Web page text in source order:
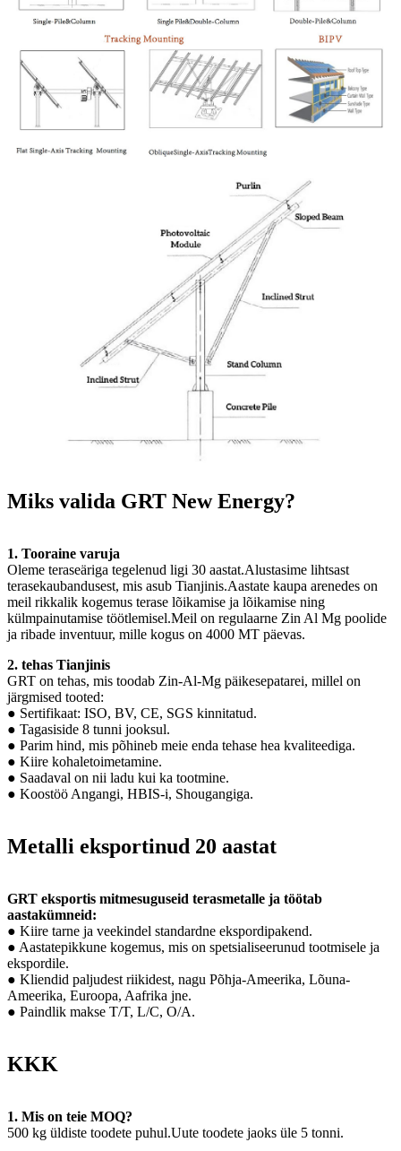
Miks valida GRT New Energy?
1. Tooraine varuja
Oleme teraseäriga tegelenud ligi 30 aastat.Alustasime lihtsast
terasekaubandusest, mis asub Tianjinis.Aastate kaupa arenedes on
meil rikkalik kogemus terase lõikamise ja lõikamise ning
külmpainutamise töötlemisel.Meil on regulaarne Zin Al Mg poolide
ja ribade inventuur, mille kogus on 4000 MT päevas.
2. tehas Tianjinis
GRT on tehas, mis toodab Zin-Al-Mg päikesepatarei, millel on
järgmised tooted:
● Sertifikaat: ISO, BV, CE, SGS kinnitatud.
● Tagasiside 8 tunni jooksul.
● Parim hind, mis põhineb meie enda tehase hea kvaliteediga.
● Kiire kohaletoimetamine.
● Saadaval on nii ladu kui ka tootmine.
● Koostöö Angangi, HBIS-i, Shougangiga.
Metalli eksportinud 20 aastat
GRT eksportis mitmesuguseid terasmetalle ja töötab
aastakümneid:
● Kiire tarne ja veekindel standardne ekspordipakend.
● Aastatepikkune kogemus, mis on spetsialiseerunud tootmisele ja
ekspordile.
● Kliendid paljudest riikidest, nagu Põhja-Ameerika, Lõuna-
Ameerika, Euroopa, Aafrika jne.
● Paindlik makse T/T, L/C, O/A.
KKK
1. Mis on teie MOQ?
500 kg üldiste toodete puhul.Uute toodete jaoks üle 5 tonni.